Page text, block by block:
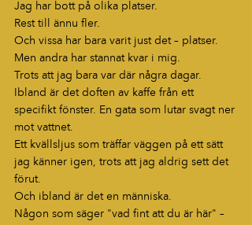
Jag har bott på olika platser.
Rest till ännu fler.
Och vissa har bara varit just det – platser.
Men andra har stannat kvar i mig.
Trots att jag bara var där några dagar.
Ibland är det doften av kaffe från ett
specifikt fönster. En gata som lutar svagt ner
mot vattnet.
Ett kvällsljus som träffar väggen på ett sätt
jag känner igen, trots att jag aldrig sett det
förut.
Och ibland är det en människa.
Någon som säger "vad fint att du är här" –